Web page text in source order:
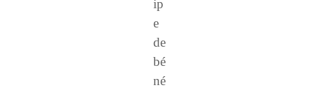
ip
e
de
bé
né